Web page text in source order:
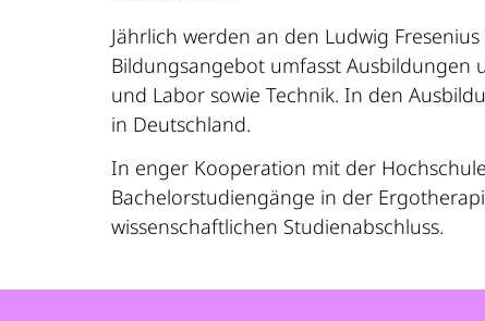
Jährlich werden an den Ludwig
Bildungsangebot umfasst Ausbildungen
und Labor sowie Technik. In den
in Deutschland.
In enger Kooperation mit der
Bachelorstudiengänge in der
wissenschaftlichen Studienabschluss.